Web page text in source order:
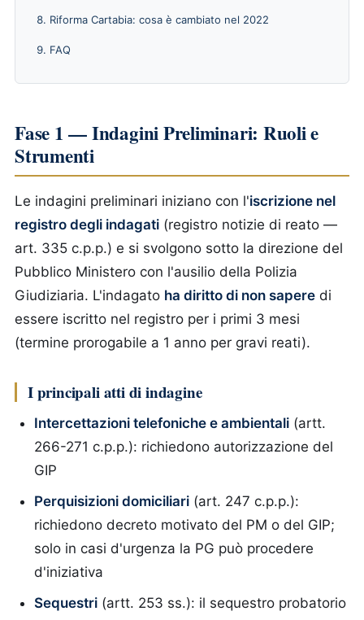
Riforma Cartabia: cosa è cambiato nel 2022
FAQ
Fase 1 — Indagini Preliminari: Ruoli e
Strumenti
Le indagini preliminari iniziano con l'iscrizione nel
registro degli indagati (registro notizie di reato —
art. 335 c.p.p.) e si svolgono sotto la direzione del
Pubblico Ministero con l'ausilio della Polizia
Giudiziaria. L'indagato ha diritto di non sapere di
essere iscritto nel registro per i primi 3 mesi
(termine prorogabile a 1 anno per gravi reati).
I principali atti di indagine
Intercettazioni telefoniche e ambientali (artt.
266-271 c.p.p.): richiedono autorizzazione del
GIP
Perquisizioni domiciliari (art. 247 c.p.p.):
richiedono decreto motivato del PM o del GIP;
solo in casi d'urgenza la PG può procedere
d'iniziativa
Sequestri (artt. 253 ss.): il sequestro probatorio